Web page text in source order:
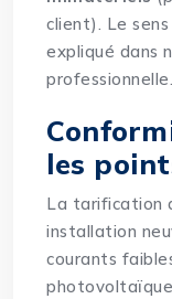
client). Le
expliqué dans
professionnelle.
les
La tarification
installation
courants